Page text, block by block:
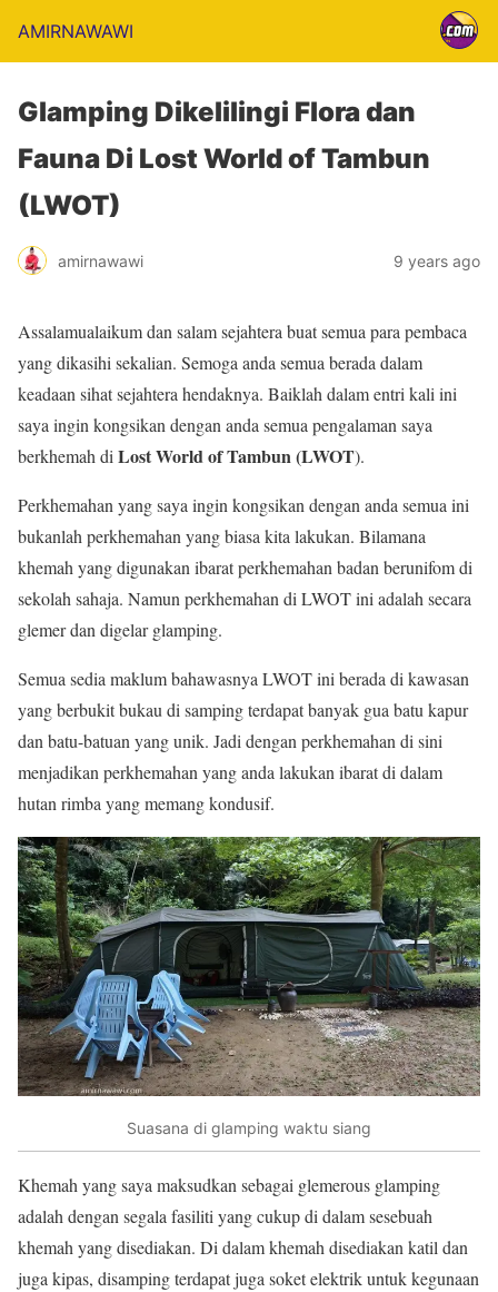
AMIRNAWAWI
Glamping Dikelilingi Flora dan
Fauna Di Lost World of Tambun
(LWOT)
amirnawawi 9 years ago
Assalamualaikum dan salam sejahtera buat semua para pembaca
yang dikasihi sekalian. Semoga anda semua berada dalam
keadaan sihat sejahtera hendaknya. Baiklah dalam entri kali ini
saya ingin kongsikan dengan anda semua pengalaman saya
berkhemah di Lost World of Tambun (LWOT).
Perkhemahan yang saya ingin kongsikan dengan anda semua ini
bukanlah perkhemahan yang biasa kita lakukan. Bilamana
khemah yang digunakan ibarat perkhemahan badan berunifom di
sekolah sahaja. Namun perkhemahan di LWOT ini adalah secara
glemer dan digelar glamping.
Semua sedia maklum bahawasnya LWOT ini berada di kawasan
yang berbukit bukau di samping terdapat banyak gua batu kapur
dan batu-batuan yang unik. Jadi dengan perkhemahan di sini
menjadikan perkhemahan yang anda lakukan ibarat di dalam
hutan rimba yang memang kondusif.
Suasana di glamping waktu siang
Khemah yang saya maksudkan sebagai glemerous glamping
adalah dengan segala fasiliti yang cukup di dalam sesebuah
khemah yang disediakan. Di dalam khemah disediakan katil dan
juga kipas, disamping terdapat juga soket elektrik untuk kegunaan